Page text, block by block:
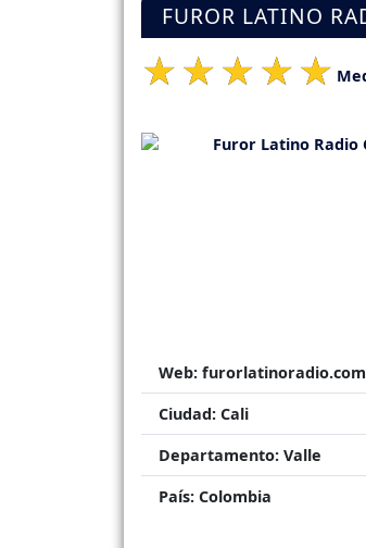
FUROR LATINO
Web: furorlatinoradio.com
Ciudad: Cali
Departamento: Valle
País: Colombia